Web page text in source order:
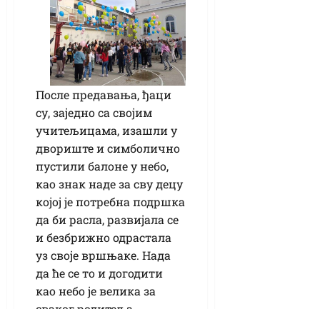
После предавања, ђаци
су, заједно са својим
учитељицама, изашли у
двориште и симболично
пустили балоне у небо,
као знак наде за сву децу
којој је потребна подршка
да би расла, развијала се
и безбрижно одрастала
уз своје вршњаке. Нада
да ће се то и догодити
као небо је велика за